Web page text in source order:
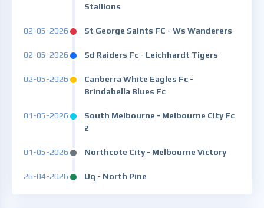
Stallions
02-05-2026 St George Saints FC - Ws Wanderers
02-05-2026 Sd Raiders Fc - Leichhardt Tigers
02-05-2026
Canberra White Eagles Fc -
Brindabella Blues Fc
01-05-2026
South Melbourne - Melbourne City Fc
2
01-05-2026 Northcote City - Melbourne Victory
26-04-2026 Uq - North Pine